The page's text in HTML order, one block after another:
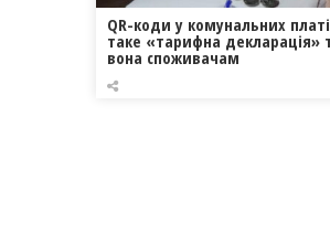
QR-коди у комунальних
таке «тарифна декларація»
вона споживачам